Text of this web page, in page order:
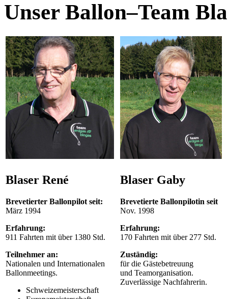
Unser Ballon–Team
Blaser René
Brevetierter Ballonpilot seit:
März 1994
Erfahrung:
911 Fahrten mit über 1380 Std.
Teilnehmer an:
Nationalen und Internationalen
Ballonmeetings.
Schweizemeisterschaft
Blaser Gaby
Brevetierte Ballonpilotin seit
Nov. 1998
Erfahrung:
170 Fahrten mit über 277 Std.
Zuständig:
für die Gästebetreuung
und Teamorganisation.
Zuverlässige Nachfahrerin.